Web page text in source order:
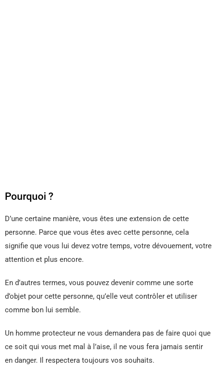
Pourquoi ?
D’une certaine manière, vous êtes une extension de cette
personne. Parce que vous êtes avec cette personne, cela
signifie que vous lui devez votre temps, votre dévouement, votre
attention et plus encore.
En d’autres termes, vous pouvez devenir comme une sorte
d’objet pour cette personne, qu’elle veut contrôler et utiliser
comme bon lui semble.
Un homme protecteur ne vous demandera pas de faire quoi que
ce soit qui vous met mal à l’aise, il ne vous fera jamais sentir
en danger. Il respectera toujours vos souhaits.